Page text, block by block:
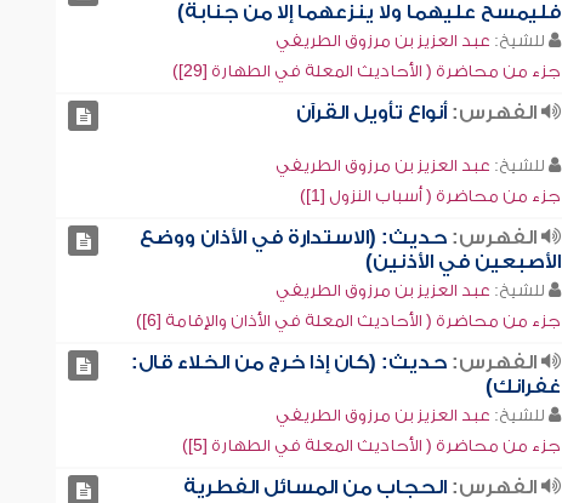
فليمسح عليهما ولا ينزعهما إلا من جنابة)
للشيخ: عبد العزيز بن مرزوق الطريفي
جزء من محاضرة ( الأحاديث المعلة في الطهارة [29])
الفهرس: أنواع تأويل القرآن
للشيخ: عبد العزيز بن مرزوق الطريفي
جزء من محاضرة ( أسباب النزول [1])
الفهرس: حديث: (الاستدارة في الأذان ووضع
الأصبعين في الأذنين)
للشيخ: عبد العزيز بن مرزوق الطريفي
جزء من محاضرة ( الأحاديث المعلة في الأذان والإقامة [6])
الفهرس: حديث: (كان إذا خرج من الخلاء قال:
غفرانك)
للشيخ: عبد العزيز بن مرزوق الطريفي
جزء من محاضرة ( الأحاديث المعلة في الطهارة [5])
الفهرس: الحجاب من المسائل الفطرية